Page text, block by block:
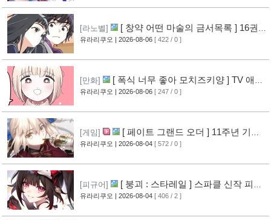
[라노벨]
[ 창약 어떤 마술의 금서목록 ] 16권
표지 공개
[8]
유라리쿠오 | 2026-08-06 [ 422 / 0 ]
[만화]
[ 폭식 너무 좋아 모치즈키양 ] TV 애니
메이션화 결정 [9]
유라리쿠오 | 2026-08-06 [ 247 / 0 ]
[게임]
[ 페이트 그랜드 오더 ] 11주년 기념
영상 공개
[8]
유라리쿠오 | 2026-08-04 [ 572 / 0 ]
[피규어]
[ 붕괴 : 스타레일 ] 스파클 신작 피규
어 공개
[5]
유라리쿠오 | 2026-08-04 [ 406 / 2 ]